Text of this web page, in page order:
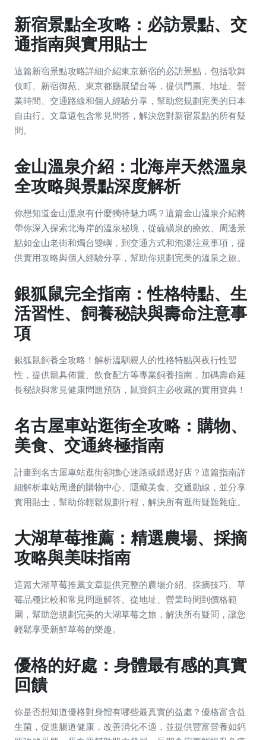
新宿景點全攻略：必訪景點、交
通指南與實用貼士
這篇新宿景點攻略詳細介紹東京新宿的必訪景點，包括歌舞
伎町、新宿御苑、東京都廳展望台等，提供門票、地址、營
業時間、交通路線和個人經驗分享，幫助您規劃完美的日本
自由行。文章還包含常見問答，解決您對新宿景點的所有疑
問。
金山溫泉介紹：北海岸天然溫泉
全攻略與景點深度解析
你想知道金山溫泉有什麼獨特魅力嗎？這篇金山溫泉介紹將
帶你深入探索北海岸的溫泉秘境，從硫磺泉的療效、周邊景
點如金山老街和燭台雙嶼，到交通方式和泡湯注意事項，提
供實用攻略與個人經驗分享，幫助你規劃完美的溫泉之旅。
銀狐鼠完全指南：性格特點、生
活習性、飼養秘訣與壽命注意事
項
銀狐鼠飼養全攻略！解析溫馴親人的性格特點與夜行性習
性，提供籠具佈置、飲食配方等專業飼養指南，加碼壽命延
長秘訣與常見健康問題預防，鼠寶飼主必收藏的實用寶典！
名古屋車站逛街全攻略：購物、
美食、交通終極指南
計畫到名古屋車站逛街卻擔心迷路或錯過好店？這篇指南詳
細解析車站周邊的購物中心、隱藏美食、交通動線，並分享
實用貼士，幫助你輕鬆規劃行程，解決所有逛街疑難雜症。
大湖草莓推薦：精選農場、採摘
攻略與美味指南
這篇大湖草莓推薦文章提供完整的農場介紹、採摘技巧、草
莓品種比較和常見問題解答。從地址、營業時間到價格範
圍，幫助您規劃完美的大湖草莓之旅，解決所有疑問，讓您
輕鬆享受新鮮草莓的樂趣。
優格的好處：身體最有感的真實
回饋
你是否想知道優格對身體有哪些最真實的益處？優格富含益
生菌，促進腸道健康，改善消化不適，並提供豐富營養如鈣